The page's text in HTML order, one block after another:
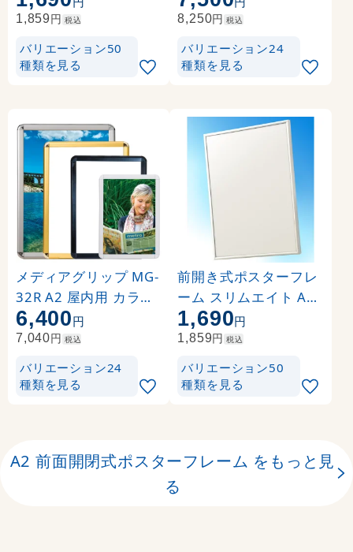
1,859円 税込
バリエーション50
種類を見る
げ金具・紐 別売
8,250円 税込
バリエーション24
種類を見る
メディアグリップ MG-
32R A2 屋内用 カラー:
シルバー (51312A2S)
6,400円
7,040円 税込
バリエーション24
種類を見る
前開き式ポスターフレ
ーム スリムエイト A2
ホワイト
1,690円
1,859円 税込
バリエーション50
種類を見る
A2 前面開閉式ポスターフレーム をもっと見
る